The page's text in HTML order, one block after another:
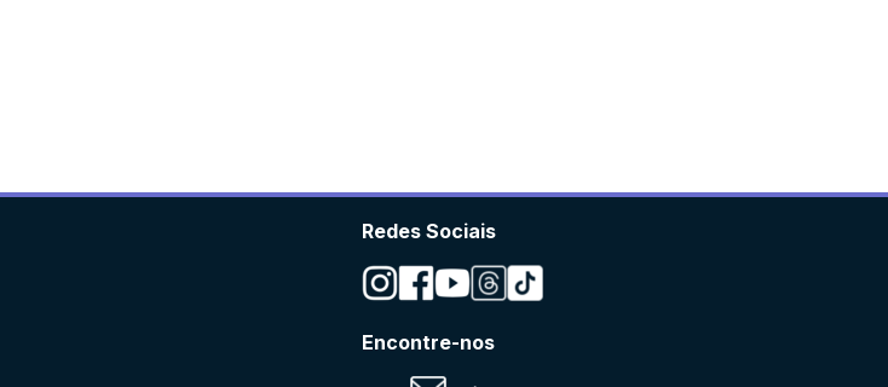
Redes Sociais
Encontre-nos